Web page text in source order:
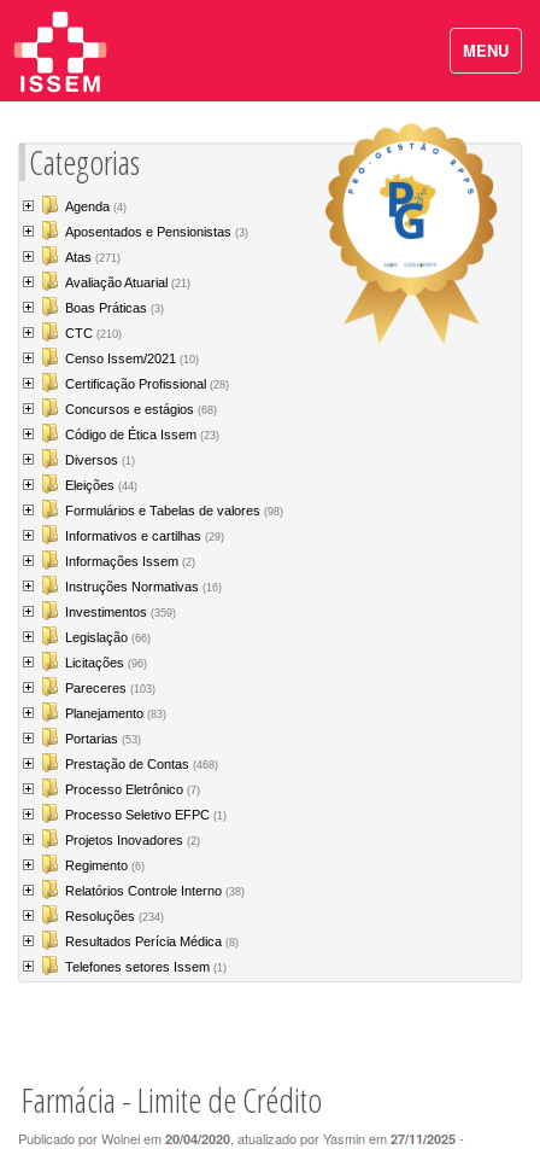
Categorias
Agenda (4)
Aposentados e Pensionistas (3)
Atas (271)
Avaliação Atuarial (21)
Boas Práticas (3)
CTC (210)
Censo Issem/2021 (10)
Certificação Profissional (28)
Concursos e estágios (68)
Código de Ética Issem (23)
Diversos (1)
Eleições (44)
Formulários e Tabelas de valores (98)
Informativos e cartilhas (29)
Informações Issem (2)
Instruções Normativas (16)
Investimentos (359)
Legislação (66)
Licitações (96)
Pareceres (103)
Planejamento (83)
Portarias (53)
Prestação de Contas (468)
Processo Eletrônico (7)
Processo Seletivo EFPC (1)
Projetos Inovadores (2)
Regimento (6)
Relatórios Controle Interno (38)
Resoluções (234)
Resultados Perícia Médica (8)
Telefones setores Issem (1)
Farmácia - Limite de Crédito
Publicado por Wolnei em 20/04/2020 , atualizado por Yasmin em 27/11/2025 -
MENU